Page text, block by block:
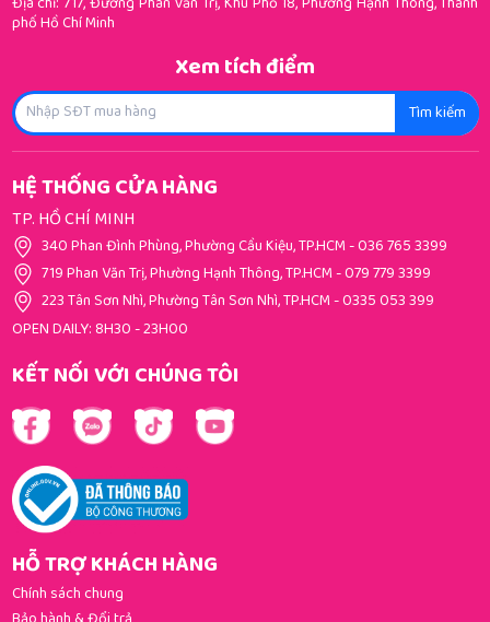
phố Hồ Chí Minh
Xem tích điểm
Tìm kiếm
HỆ THỐNG CỬA HÀNG
TP. HỒ CHÍ MINH
340 Phan Đình Phùng, Phường Cầu Kiệu, TP.HCM-036 765 3399
719 Phan Văn Trị, Phường Hạnh Thông, TP.HCM-079 779 3399
223 Tân Sơn Nhì, Phường Tân Sơn Nhì, TP.HCM-0335 053 399
OPEN DAILY: 8H30 - 23H00
KẾT NỐI VỚI CHÚNG TÔI
HỖ TRỢ KHÁCH HÀNG
Chính sách chung